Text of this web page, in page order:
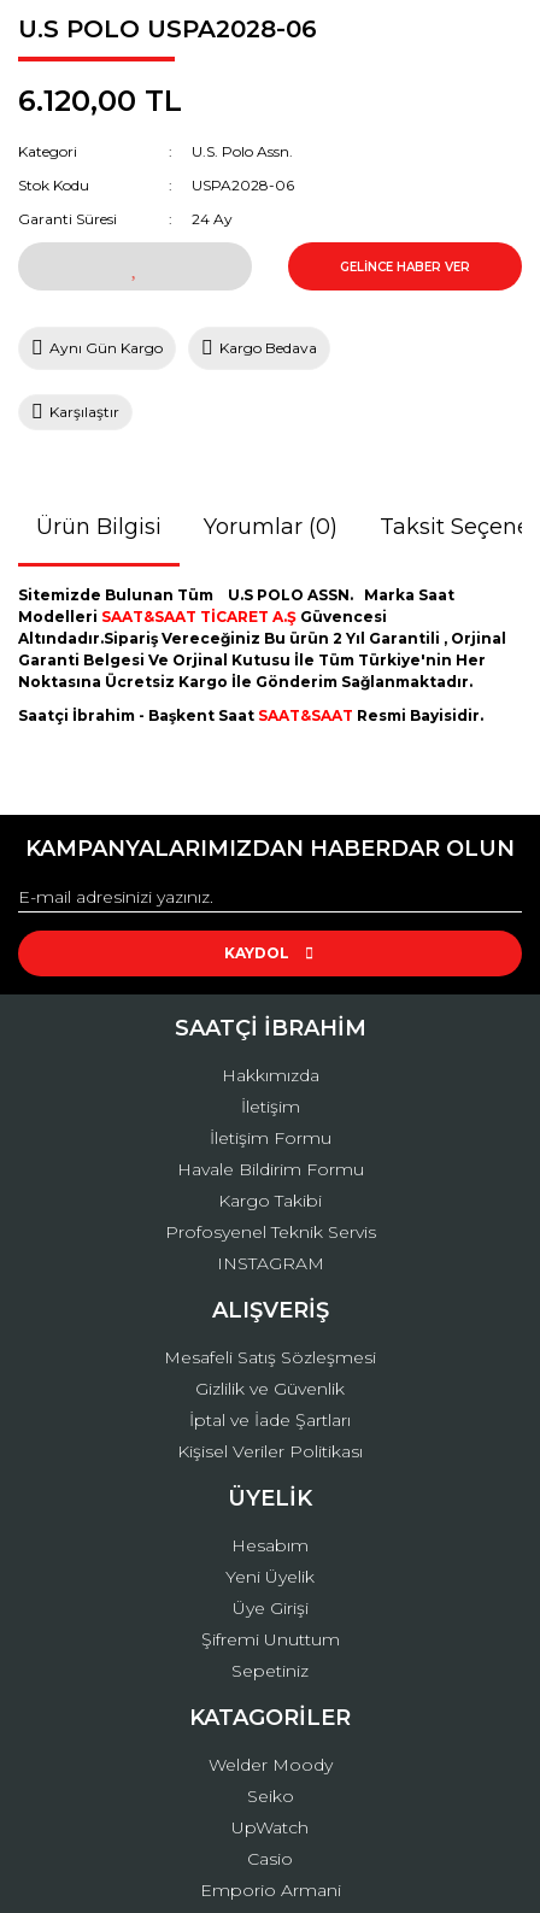
U.S POLO USPA2028-06
6.120,00 TL
Kategori
U.S. Polo Assn.
Stok Kodu
USPA2028-06
Garanti Süresi
24 Ay
GELİNCE HABER VER
Aynı Gün Kargo Kargo Bedava
Karşılaştır
Ürün Bilgisi Yorumlar (0) Taksit
Sitemizde Bulunan Tüm U.S POLO ASSN. Marka Saat
Modelleri SAAT&SAAT TİCARET A.Ş Güvencesi
Altındadır.Sipariş Vereceğiniz Bu ürün 2 Yıl Garantili , Orjinal
Garanti Belgesi Ve Orjinal Kutusu İle Tüm Türkiye'nin Her
Noktasına Ücretsiz Kargo İle Gönderim Sağlanmaktadır.
Saatçi İbrahim - Başkent Saat SAAT&SAAT Resmi Bayisidir.
konularda yetersiz gördüğünüz noktaları öneri formunu
Görüş ve önerileriniz için teşekkür ederiz.
Ürün resmi kalitesiz, bozuk veya görüntülenemiyor.
Ürün açıklamasında eksik bilgiler bulunuyor.
Ürün fiyatı diğer sitelerden daha pahalı.
Gönder
KAMPANYALARIMIZDAN HABERDAR OLUN
KAYDOL
SAATÇİ İBRAHİM
Hakkımızda
İletişim
İletişim Formu
Havale Bildirim Formu
Kargo Takibi
Profosyenel Teknik Servis
INSTAGRAM
ALIŞVERİŞ
Mesafeli Satış Sözleşmesi
Gizlilik ve Güvenlik
İptal ve İade Şartları
Kişisel Veriler Politikası
ÜYELİK
Hesabım
Yeni Üyelik
Üye Girişi
Şifremi Unuttum
Sepetiniz
KATAGORİLER
Welder Moody
Seiko
UpWatch
Casio
Emporio Armani